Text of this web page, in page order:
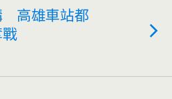
高雄車站都